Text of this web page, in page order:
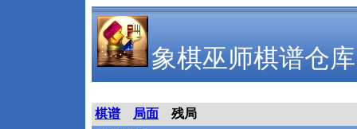
象棋巫师棋谱仓库
棋谱 局面
残局